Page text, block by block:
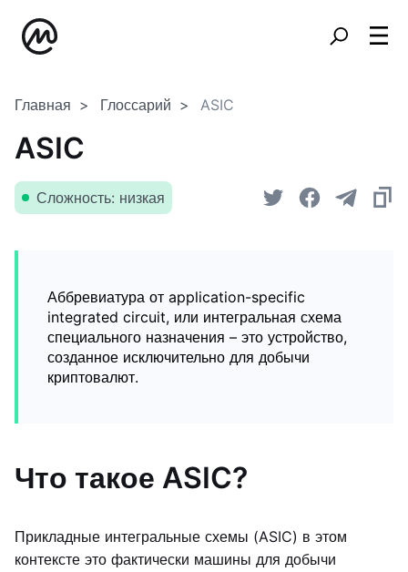
Главная Глоссарий ASIC
ASIC
Сложность: низкая
Аббревиатура от application-specific
integrated circuit, или интегральная схема
специального назначения – это устройство,
созданное исключительно для добычи
криптовалют.
Что такое ASIC?
Прикладные интегральные схемы (ASIC) в этом
контексте это фактически машины для добычи